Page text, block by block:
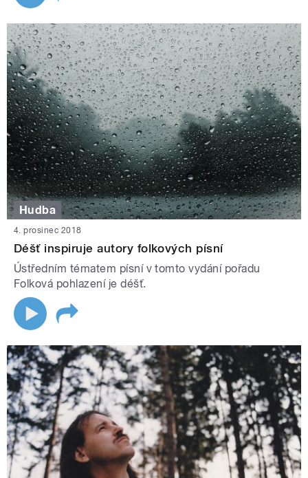
Hudba
4. prosinec 2018
Déšť inspiruje autory folkových písní
Ústředním tématem písní v tomto vydání pořadu
Folková pohlazení je déšť.